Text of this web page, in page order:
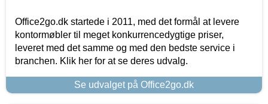
Office2go.dk startede i 2011, med det formål at levere
kontormøbler til meget konkurrencedygtige priser,
leveret med det samme og med den bedste service i
branchen. Klik her for at se deres udvalg.
Se udvalget på Office2go.dk